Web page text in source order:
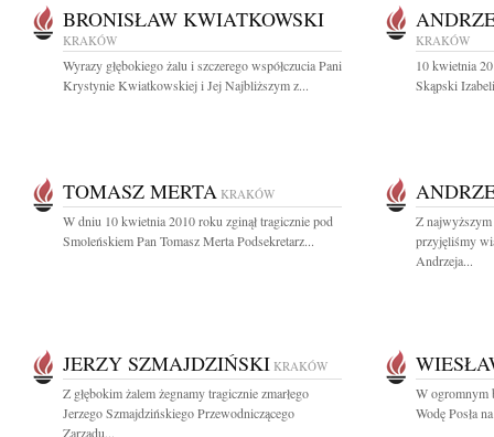
BRONISŁAW KWIATKOWSKI
KRAKÓW
Wyrazy głębokiego żalu i szczerego współczucia Pani
Krystynie Kwiatkowskiej i Jej Najbliższym z...
KRAKÓW
10 kwietnia
Skąpski
TOMASZ MERTA KRAKÓW
W dniu 10 kwietnia 2010 roku zginął tragicznie pod
Smoleńskiem Pan Tomasz Merta Podsekretarz...
Z
przyjęliśmy
Andrzeja...
JERZY SZMAJDZIŃSKI KRAKÓW
Z głębokim żalem żegnamy tragicznie zmarłego
Jerzego Szmajdzińskiego Przewodniczącego
Zarządu...
W ogromnym
Wodę Posła